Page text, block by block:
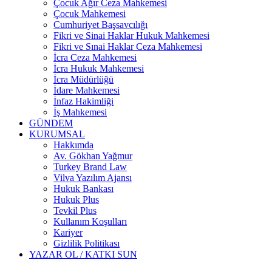
Çocuk Ağır Ceza Mahkemesi
Çocuk Mahkemesi
Cumhuriyet Başsavcılığı
Fikri ve Sinai Haklar Hukuk Mahkemesi
Fikri ve Sınai Haklar Ceza Mahkemesi
İcra Ceza Mahkemesi
İcra Hukuk Mahkemesi
İcra Müdürlüğü
İdare Mahkemesi
İnfaz Hakimliği
İş Mahkemesi
GÜNDEM
KURUMSAL
Hakkımda
Av. Gökhan Yağmur
Turkey Brand Law
Vilva Yazılım Ajansı
Hukuk Bankası
Hukuk Plus
Tevkil Plus
Kullanım Koşulları
Kariyer
Gizlilik Politikası
YAZAR OL / KATKI SUN